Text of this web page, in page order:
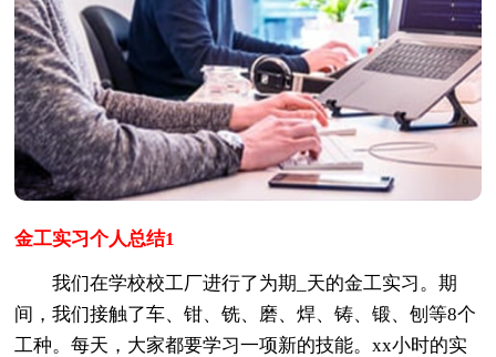
金工实习个人总结1
我们在学校校工厂进行了为期_天的金工实习。期
间，我们接触了车、钳、铣、磨、焊、铸、锻、刨等8个
工种。每天，大家都要学习一项新的技能。xx小时的实